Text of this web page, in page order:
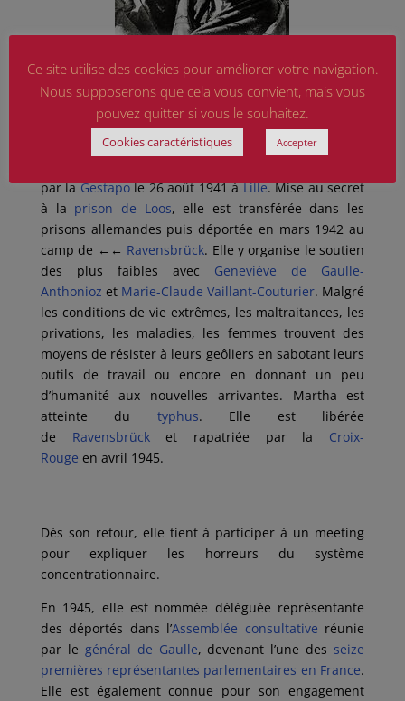
Dénoncée par le préfet du Nord
arrêté en 1945 qui
par laGestapole 26 août 1941 àLille. Mise au secret
à la prison de Loos, elle est transférée dans les
prisons allemandes puis déportée en mars 1942 au
camp de ←← Ravensbrück. Elle y organise le soutien
des plus faibles avec Geneviève de Gaulle-
Anthonioz et Marie-Claude Vaillant-Couturier. Malgré
les conditions de vie extrêmes, les maltraitances, les
privations, les maladies, les femmes trouvent des
moyens de résister à leurs geôliers en sabotant leurs
outils de travail ou encore en donnant un peu
d’humanité aux nouvelles arrivantes. Martha est
atteinte du typhus. Elle est libérée
de Ravensbrücket rapatriée par la Croix-
Rouge en avril 1945.
Dès son retour, elle tient à participer à un meeting
pour expliquer les horreurs du système
concentrationnaire.
En 1945, elle est nommée déléguée représentante
des déportés dans l’Assemblée consultative réunie
par le général de Gaulle, devenant l’une des seize
premières représentantes parlementaires en France.
Elle est également connue pour son engagement
Ce site utilise des cookies pour améliorer votre navigation.
Nous supposerons que cela vous convient, mais vous
pouvez quitter si vous le souhaitez.
Cookies caractéristiques Accepter